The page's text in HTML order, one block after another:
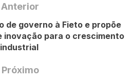
Anterior
de governo à Fieto e propõe
inovação para o crescimento
industrial
Próximo